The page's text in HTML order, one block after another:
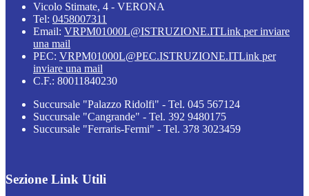
Vicolo Stimate, 4 - VERONA
Tel: 0458007311
Email: VRPM01000L@ISTRUZIONE.ITLink per inviare
una mail
PEC: VRPM01000L@PEC.ISTRUZIONE.ITLink per
inviare una mail
C.F.: 80011840230
Succursale "Palazzo Ridolfi" - Tel. 045 567124
Succursale "Cangrande" - Tel. 392 9480175
Succursale "Ferraris-Fermi" - Tel. 378 3023459
Sezione Link Utili